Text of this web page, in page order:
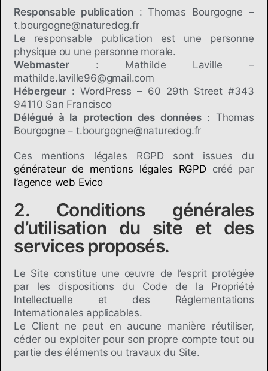
Responsable publication: Thomas Bourgogne –
t.bourgogne@naturedog.fr
Le responsable publication est une personne
physique ou une personne morale.
Webmaster: Mathilde Laville –
mathilde.laville96@gmail.com
Hébergeur: WordPress – 60 29th Street #343
94110 San Francisco
Délégué à la protection des données: Thomas
Bourgogne – t.bourgogne@naturedog.fr
Ces mentions légales RGPD sont issues du
générateur de mentions légales RGPDcréé par
l’agence web Evico
2. Conditions générales
d’utilisation du site et des
services proposés.
Le Site constitue une œuvre de l’esprit protégée
par les dispositions du Code de la Propriété
Intellectuelle et des Réglementations
Internationales applicables.
Le Client ne peut en aucune manière réutiliser,
céder ou exploiter pour son propre compte tout ou
partie des éléments ou travaux du Site.